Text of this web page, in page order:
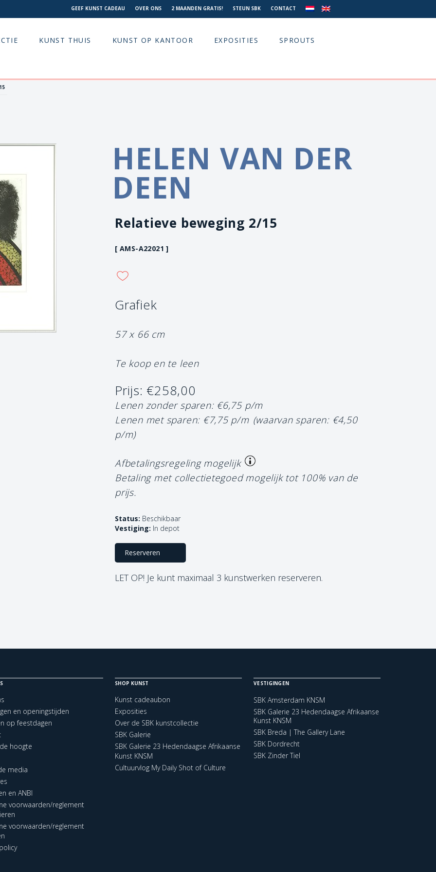
GEEF KUNST CADEAU OVER ONS 2 MAANDEN GRATIS! STEUN SBK CONTACT
KUNST THUIS KUNST OP KANTOOR EXPOSITIES SPROUTS
HELEN VAN DER
DEEN
Relatieve beweging 2/15
[ AMS-A22021 ]
Grafiek
57 x 66 cm
Te koop en te leen
Prijs: €258,00
Lenen zonder sparen: €6,75 p/m
Lenen met sparen: €7,75 p/m (waarvan sparen: €4,50
p/m)
Afbetalingsregeling mogelijk
Betaling met collectietegoed mogelijk tot 100% van de
prijs.
Status: Beschikbaar
Vestiging: In depot
Reserveren
LET OP! Je kunt maximaal 3 kunstwerken reserveren.
en openingstijden
op feestdagen
hoogte
media
en ANBI
voorwaarden/reglement
voorwaarden/reglement
SHOP KUNST
Kunst cadeaubon
Exposities
Over de SBK kunstcollectie
SBK Galerie
SBK Galerie 23 Hedendaagse Afrikaanse
Kunst KNSM
Cultuurvlog My Daily Shot of Culture
VESTIGINGEN
SBK Amsterdam KNSM
SBK Galerie 23 Hedendaagse Afrikaanse
Kunst KNSM
SBK Breda | The Gallery Lane
SBK Dordrecht
SBK Zinder Tiel